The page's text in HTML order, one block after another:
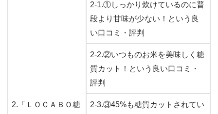
2.「ＬＯＣＡＢＯ糖
2-1.①しっかり炊けているのに普
段より甘味が少ない！という良
い口コミ・評判
2-2.②いつものお米を美味しく糖
質カット！という良い口コミ・
評判
2-3.③45%も糖質カットされてい